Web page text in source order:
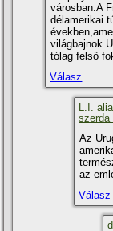
városban.A
délamerikai
világbajnok
tólag felső
Válasz
L.I.
szerda
Az
az
Válasz